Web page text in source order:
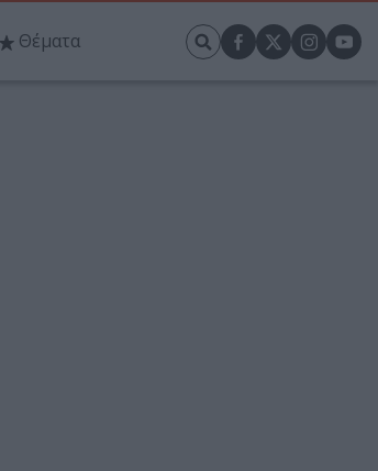
Θέματα